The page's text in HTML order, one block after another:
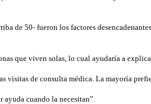
de 50- fueron los factores
que viven solas, lo cual ayudaría a
visitas de consulta médica. La mayoría
cuando la necesitan”.